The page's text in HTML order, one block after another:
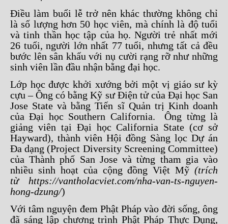
Điều làm buổi lễ trở nên khác thường không chỉ
là số lượng hơn 50 học viên, mà chính là độ tuổi
và tinh thần học tập của họ. Người trẻ nhất mới
26 tuổi, người lớn nhất 77 tuổi, nhưng tất cả đều
bước lên sân khấu với nụ cười rạng rỡ như những
sinh viên lần đầu nhận bằng đại học.
Lớp học được khởi xướng bởi một vị giáo sư kỳ
cựu – Ông có bằng Kỹ sư Điện tử của Đại học San
Jose State và bằng Tiến sĩ Quản trị Kinh doanh
của Đại học Southern California. Ông từng là
giảng viên tại Đại học California State (cơ sở
Hayward), thành viên Hội đồng Sàng lọc Dự án
Đa dạng (Project Diversity Screening Committee)
của Thành phố San Jose và từng tham gia vào
nhiều sinh hoạt của cộng đồng Việt Mỹ (trích
từ https://vantholacviet.com/nha-van-ts-nguyen-
hong-dzung/)
Với tâm nguyện đem Phật Pháp vào đời sống, ông
đã sáng lập chương trình Phật Pháp Thực Dụng,